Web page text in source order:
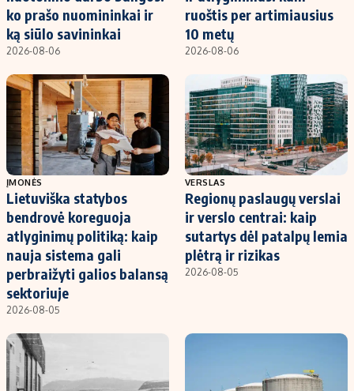
ko prašo nuomininkai ir
ką siūlo savininkai
2026-08-06
ruoštis per artimiausius
10 metų
2026-08-06
ĮMONĖS
Lietuviška statybos
bendrovė koreguoja
atlyginimų politiką: kaip
nauja sistema gali
perbraižyti galios balansą
sektoriuje
2026-08-05
VERSLAS
Regionų paslaugų verslai
ir verslo centrai: kaip
sutartys dėl patalpų lemia
plėtrą ir rizikas
2026-08-05